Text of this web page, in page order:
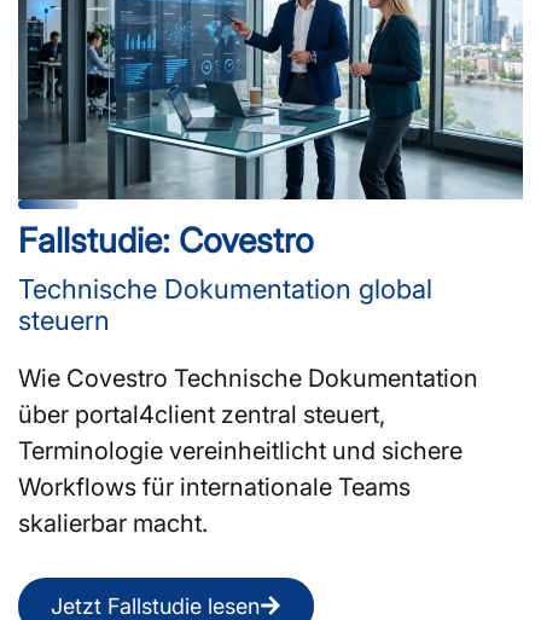
Fallstudie: Covestro
Technische Dokumentation global
steuern
Wie Covestro Technische Dokumentation
über portal4client zentral steuert,
Terminologie vereinheitlicht und sichere
Workflows für internationale Teams
skalierbar macht.
Jetzt Fallstudie lesen